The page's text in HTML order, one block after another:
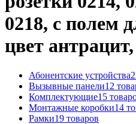
0218, с полем
цвет
Абонентские устройства
Вызывные панели12
Комплектующие15
Монтажные коробки14
Рамки19 товаров